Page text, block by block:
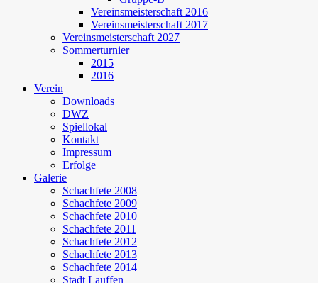
Vereinsmeisterschaft 2016
Vereinsmeisterschaft 2017
Vereinsmeisterschaft 2027
Sommerturnier
2015
2016
Verein
Downloads
DWZ
Spiellokal
Kontakt
Impressum
Erfolge
Galerie
Schachfete 2008
Schachfete 2009
Schachfete 2010
Schachfete 2011
Schachfete 2012
Schachfete 2013
Schachfete 2014
Stadt Lauffen